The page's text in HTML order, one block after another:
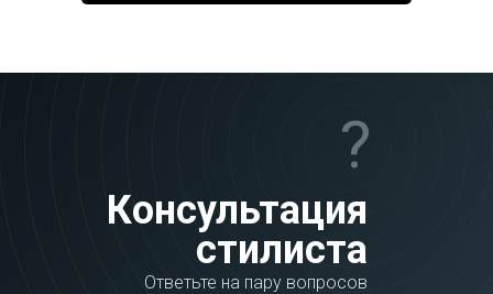
?
Консультация
стилиста
Ответьте на пару вопросов